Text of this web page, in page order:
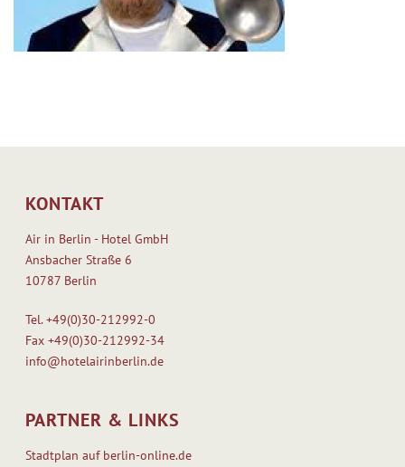
KONTAKT
Air in Berlin - Hotel GmbH
Ansbacher Straße 6
10787 Berlin
Tel.+49(0)30-212992-0
Fax+49(0)30-212992-34
info@hotelairinberlin.de
PARTNER & LINKS
Stadtplan auf berlin-online.de